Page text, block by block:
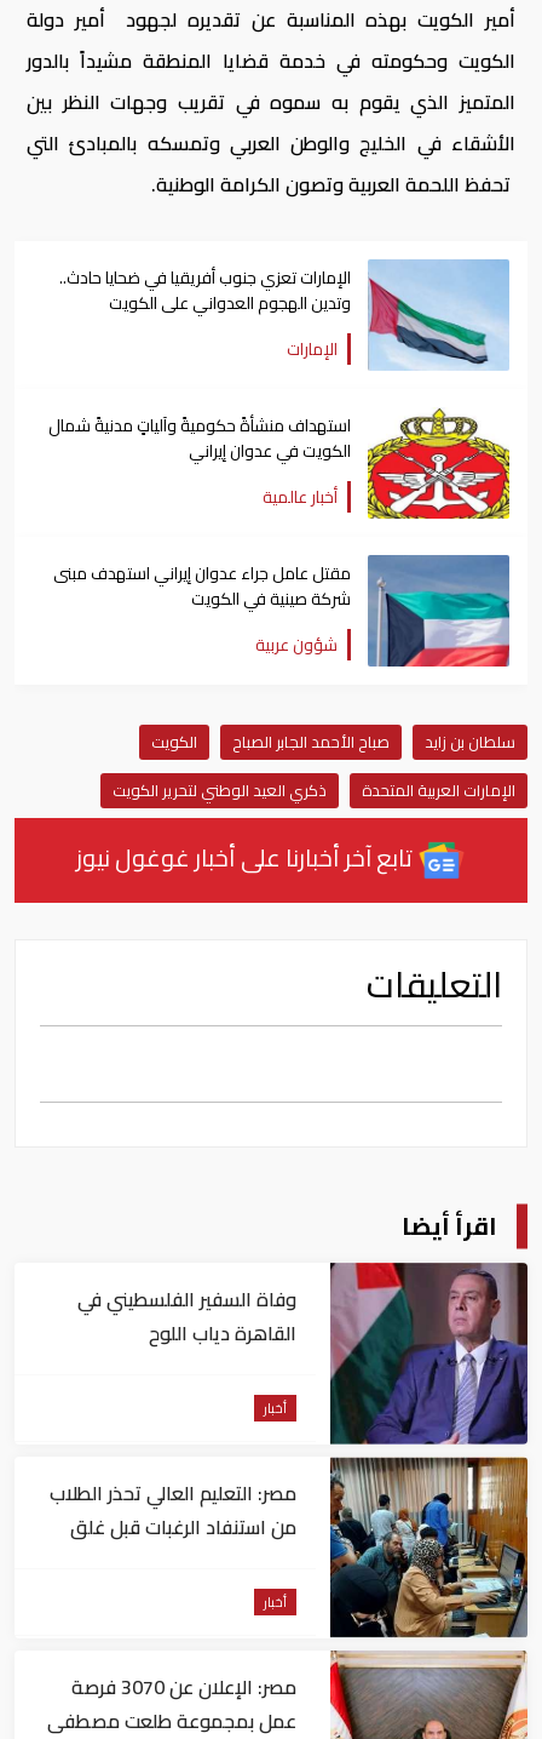
أمير الكويت بهذه المناسبة عن تقديره لجهود أمير دولة
الكويت وحكومته في خدمة قضايا المنطقة مشيداً بالدور
المتميز الذي يقوم به سموه في تقريب وجهات النظر بين
الأشقاء في الخليج والوطن العربي وتمسكه بالمبادئ التي
تحفظ اللحمة العربية وتصون الكرامة الوطنية.
الإمارات تعزي جنوب أفريقيا في ضحايا حادث..
وتدين الهجوم العدواني على الكويت
الإمارات
استهداف منشأةً حكوميةً وآلياتٍ مدنيةً شمال
الكويت في عدوان إيراني
أخبار عالمية
مقتل عامل جراء عدوان إيراني استهدف مبنى
شركة صينية في الكويت
شؤون عربية
سلطان بن زايد صباح الأحمد الجابر الصباح
الكويت
الإمارات العربية المتحدة
ذكري العيد الوطني لتحرير الكويت
تابع آخر أخبارنا على أخبار غوغول نيوز
التعليقات
اقرأ أيضا
وفاة السفير الفلسطيني في
القاهرة دياب اللوح
أخبار
مصر: التعليم العالي تحذر الطلاب
من استنفاد الرغبات قبل غلق
أخبار
مصر: الإعلان عن 3070 فرصة
عمل بمجموعة طلعت مصطفى